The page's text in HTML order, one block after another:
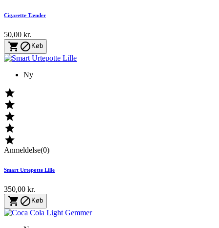
Cigarette Tænder
50,00 kr.
  Køb
Ny





Anmeldelse(0)
Smart Urtepotte Lille
350,00 kr.
  Køb